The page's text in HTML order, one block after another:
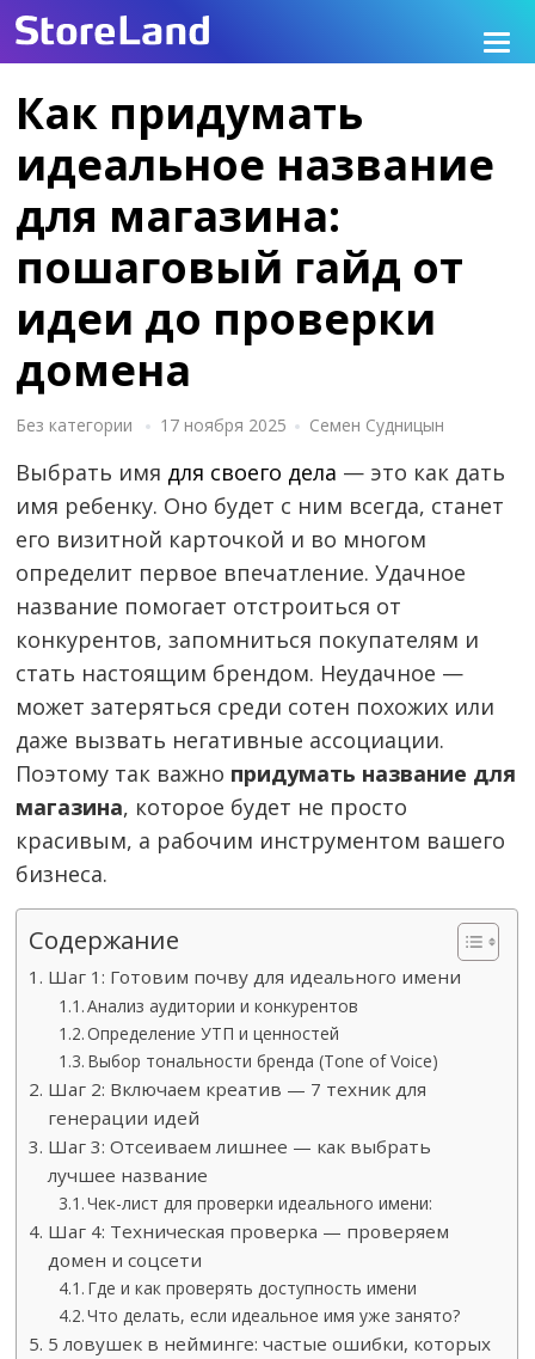
Как придумать
идеальное название
для магазина:
пошаговый гайд от
идеи до проверки
домена
Без категории 17 ноября 2025 Семен Судницын
Выбрать имя для своего дела — это как дать
имя ребенку. Оно будет с ним всегда, станет
его визитной карточкой и во многом
определит первое впечатление. Удачное
название помогает отстроиться от
конкурентов, запомниться покупателям и
стать настоящим брендом. Неудачное —
может затеряться среди сотен похожих или
даже вызвать негативные ассоциации.
Поэтому так важно придумать название для
магазина, которое будет не просто
красивым, а рабочим инструментом вашего
бизнеса.
Содержание
Шаг 1: Готовим почву для идеального имени
Анализ аудитории и конкурентов
Определение УТП и ценностей
Выбор тональности бренда (Tone of Voice)
Шаг 2: Включаем креатив — 7 техник для
генерации идей
Шаг 3: Отсеиваем лишнее — как выбрать
лучшее название
Чек-лист для проверки идеального имени:
Шаг 4: Техническая проверка — проверяем
домен и соцсети
Где и как проверять доступность имени
Что делать, если идеальное имя уже занято?
5 ловушек в нейминге: частые ошибки, которых